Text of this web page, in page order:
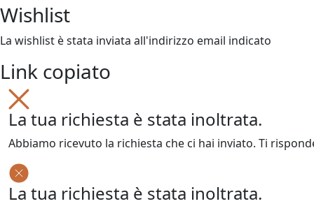
Wishlist
La wishlist è stata inviata all'indirizzo email indicato
Link copiato
La tua richiesta è stata inoltrata.
Abbiamo ricevuto la richiesta che ci hai inviato. Ti
La tua richiesta è stata inoltrata.